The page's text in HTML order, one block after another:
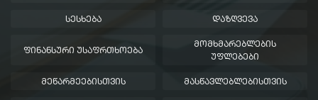
ᲡᲔᲡᲮᲔᲑᲐ ᲓᲐᲖᲦᲕᲔᲕᲐ
ᲤᲘᲜᲐᲜᲡᲣᲠᲘ ᲣᲡᲐᲤᲠᲗᲮᲝᲔᲑᲐ
ᲛᲝᲛᲮᲛᲐᲠᲔᲑᲚᲔᲑᲘᲡ
ᲣᲤᲚᲔᲑᲔᲑᲘ
ᲛᲔᲬᲐᲠᲛᲔᲔᲑᲘᲡᲗᲕᲘᲡ ᲛᲐᲡᲬᲐᲕᲚᲔᲑᲚᲔᲑᲘᲡᲗᲕᲘᲡ